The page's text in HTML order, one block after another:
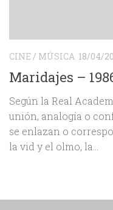
CINE / MÚSICA 18/04/
Maridajes –
Según la Real
unión, analogía o
se enlazan o
la vid y el olmo, la...